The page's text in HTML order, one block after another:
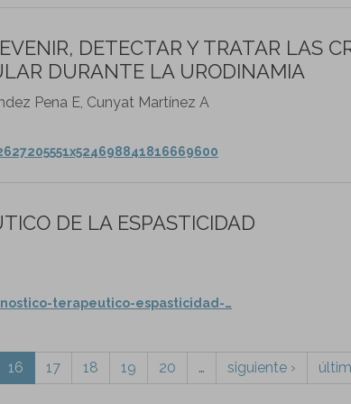
DETECTAR Y TRATAR LAS
DURANTE LA URODINAMIA
Pena E, Cunyat Martínez A
DE LA ESPASTICIDAD
terapeutico-espasticidad-…
16 17 18 19 20 … siguiente ›